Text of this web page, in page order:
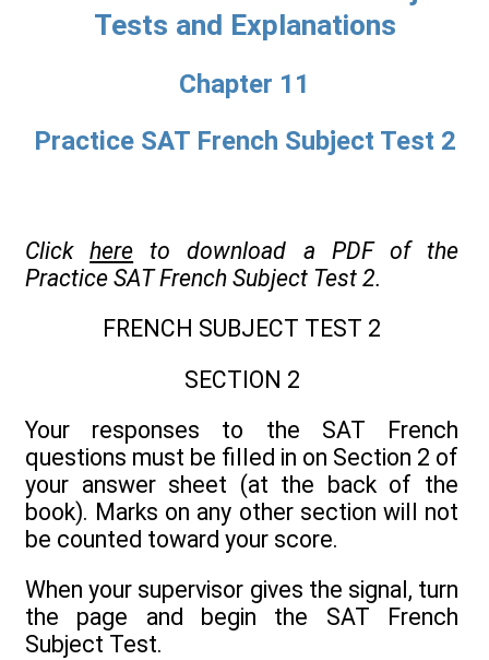
Tests and Explanations
Chapter 11
Practice SAT French Subject Test 2
Clickhere to download a PDF of the
Practice SAT French Subject Test 2.
FRENCH SUBJECT TEST 2
SECTION 2
Your responses to the SAT French
questions must be filled in on Section 2 of
your answer sheet (at the back of the
book). Marks on any other section will not
be counted toward your score.
When your supervisor gives the signal, turn
the page and begin the SAT French
Subject Test.